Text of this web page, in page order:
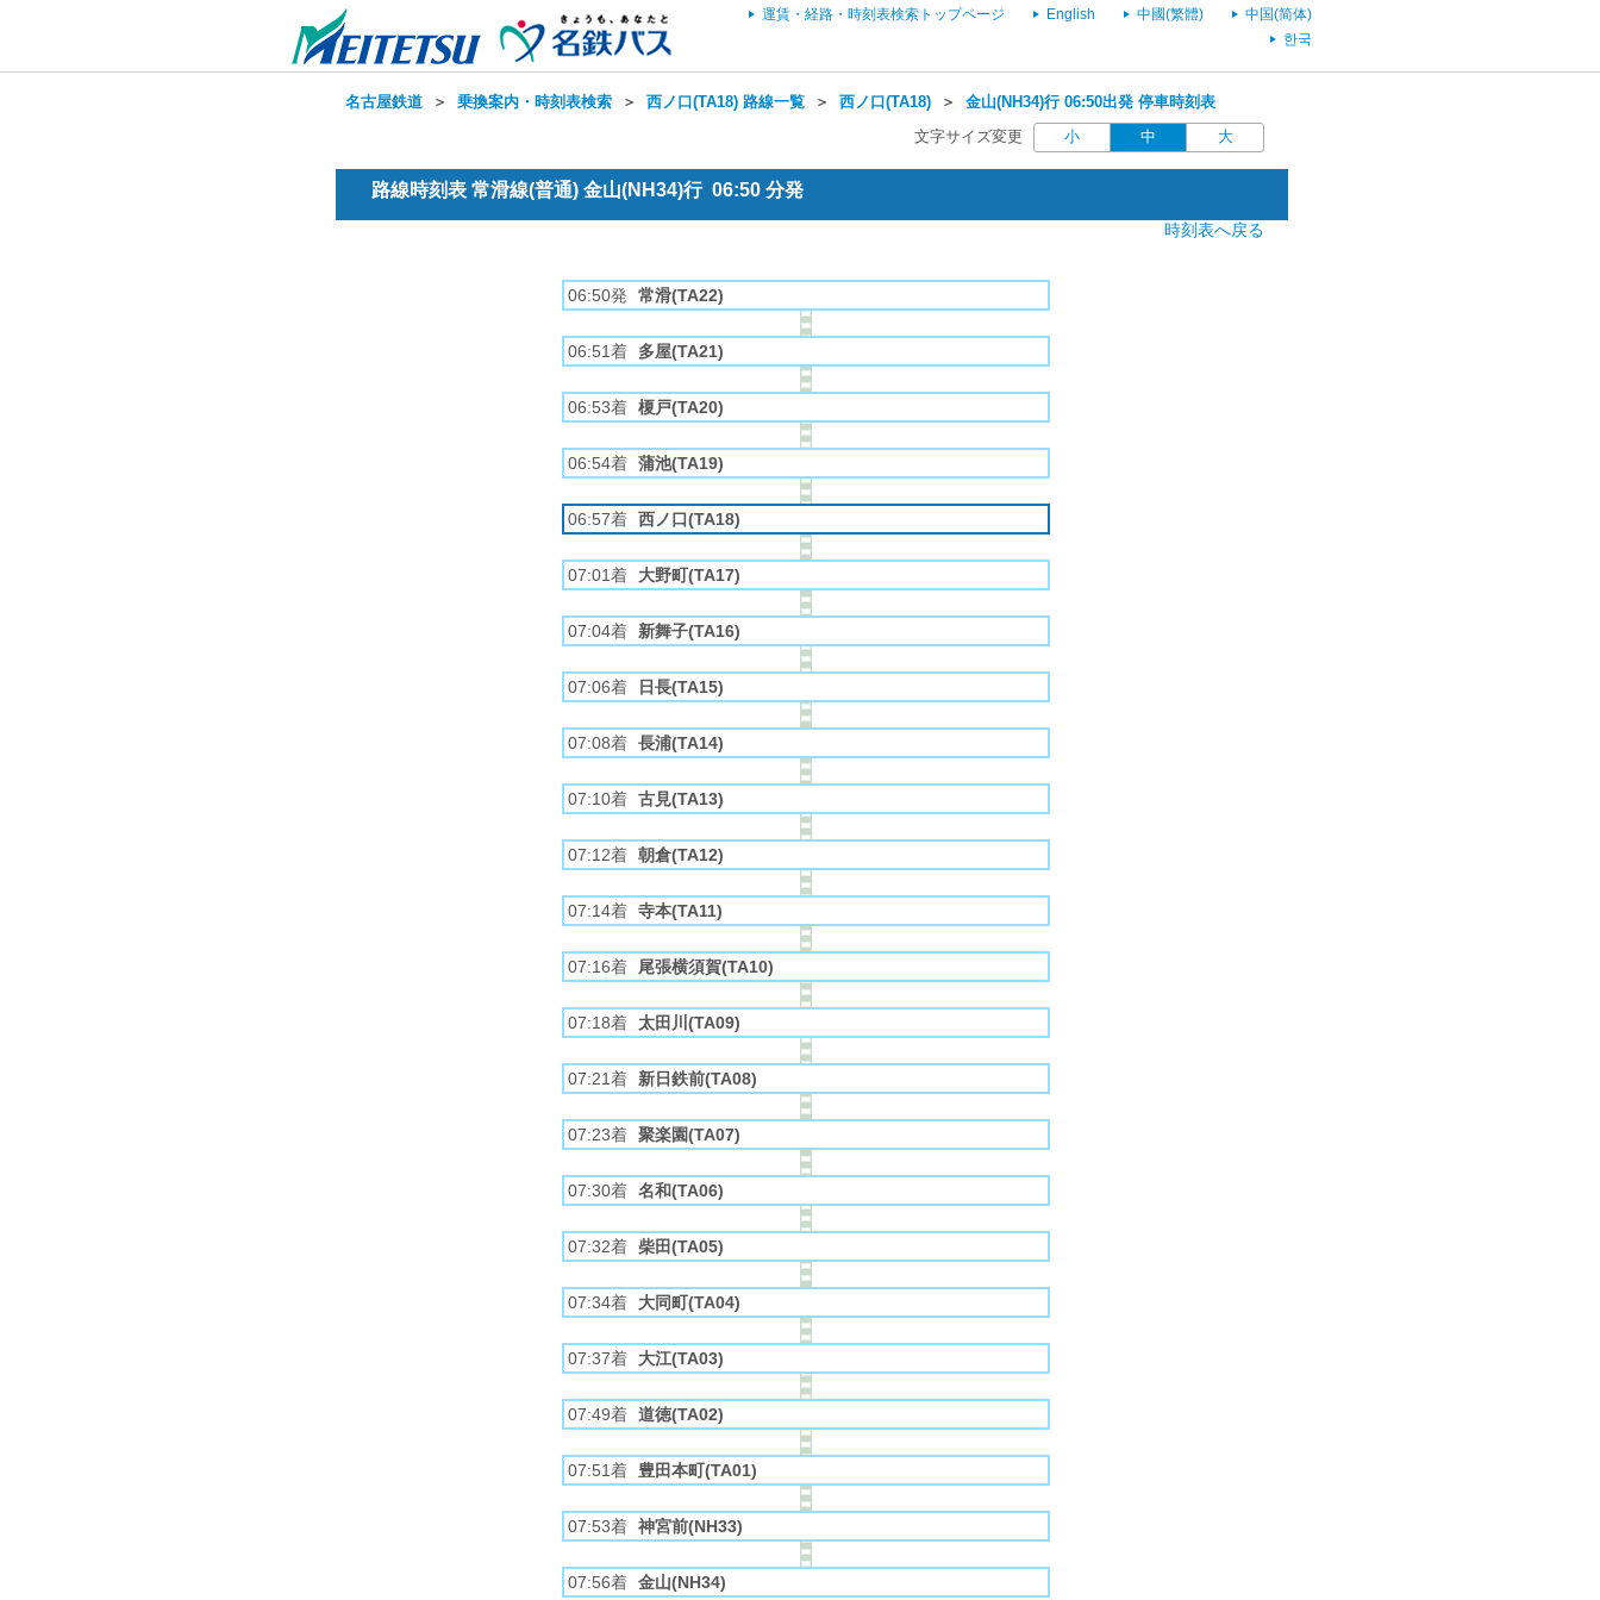
運賃・経路・時刻表検索トップページ English 中國(繁體)
中国(简体)
한국
名古屋鉄道 ＞ 乗換案内・時刻表検索 ＞ 西ノ口(TA18) 路線一覧 ＞ 西ノ口(TA18) ＞ 金山(NH34)行 06:50出発 停車時刻表
文字サイズ変更 小 中 大
路線時刻表 常滑線(普通) 金山(NH34)行 06:50 分発
時刻表へ戻る
06:50発 常滑(TA22)
06:51着 多屋(TA21)
06:53着 榎戸(TA20)
06:54着 蒲池(TA19)
06:57着 西ノ口(TA18)
07:01着 大野町(TA17)
07:04着 新舞子(TA16)
07:06着 日長(TA15)
07:08着 長浦(TA14)
07:10着 古見(TA13)
07:12着 朝倉(TA12)
07:14着 寺本(TA11)
07:16着 尾張横須賀(TA10)
07:18着 太田川(TA09)
07:21着 新日鉄前(TA08)
07:23着 聚楽園(TA07)
07:30着 名和(TA06)
07:32着 柴田(TA05)
07:34着 大同町(TA04)
07:37着 大江(TA03)
07:49着 道徳(TA02)
07:51着 豊田本町(TA01)
07:53着 神宮前(NH33)
07:56着 金山(NH34)